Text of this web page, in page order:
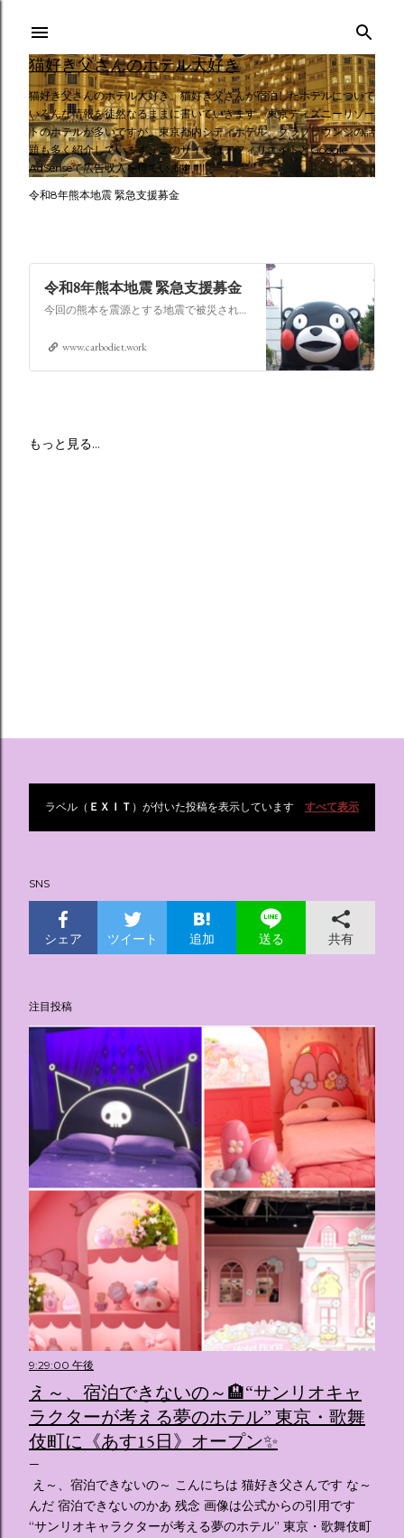
スキップしてメイン コンテンツに移動
猫好き父さんのホテル大好き
猫好き父さんのホテル大好き。猫好き父さんが宿泊したホテルについて
いろんな情報を徒然なるままに書いていきます。東京ディズニーリゾー
トのホテルが多いですが、東京都内シティホテル、クラブラウンジの話
題も多く紹介しています。このサイトはアフィリエイトとGoogle
AdSenseで広告収入を得ています。
令和8年熊本地震 緊急支援募金
令和8年熊本地震 緊急支援募金
今回の熊本を震源とする地震で被災された皆さままだまだ余震も続き大変な時間を過ごされていると思います。心よりお見舞い申し上げます
www.carbodiet.work
もっと見る…
投ラベル（ ＥＸＩＴ ）が付いた投稿を表示しています すべて表示
SNS
シェア ツイート 追加 送る 共有
注目投稿
9:29:00 午後
え～、宿泊できないの～🏨“サンリオキャ
ラクターが考える夢のホテル” 東京・歌舞
伎町に《あす15日》オープン✨️
え～、宿泊できないの～ こんにちは 猫好き父さんです な～
んだ 宿泊できないのかあ 残念 画像は公式からの引用です
“サンリオキャラクターが考える夢のホテル” 東京・歌舞伎町